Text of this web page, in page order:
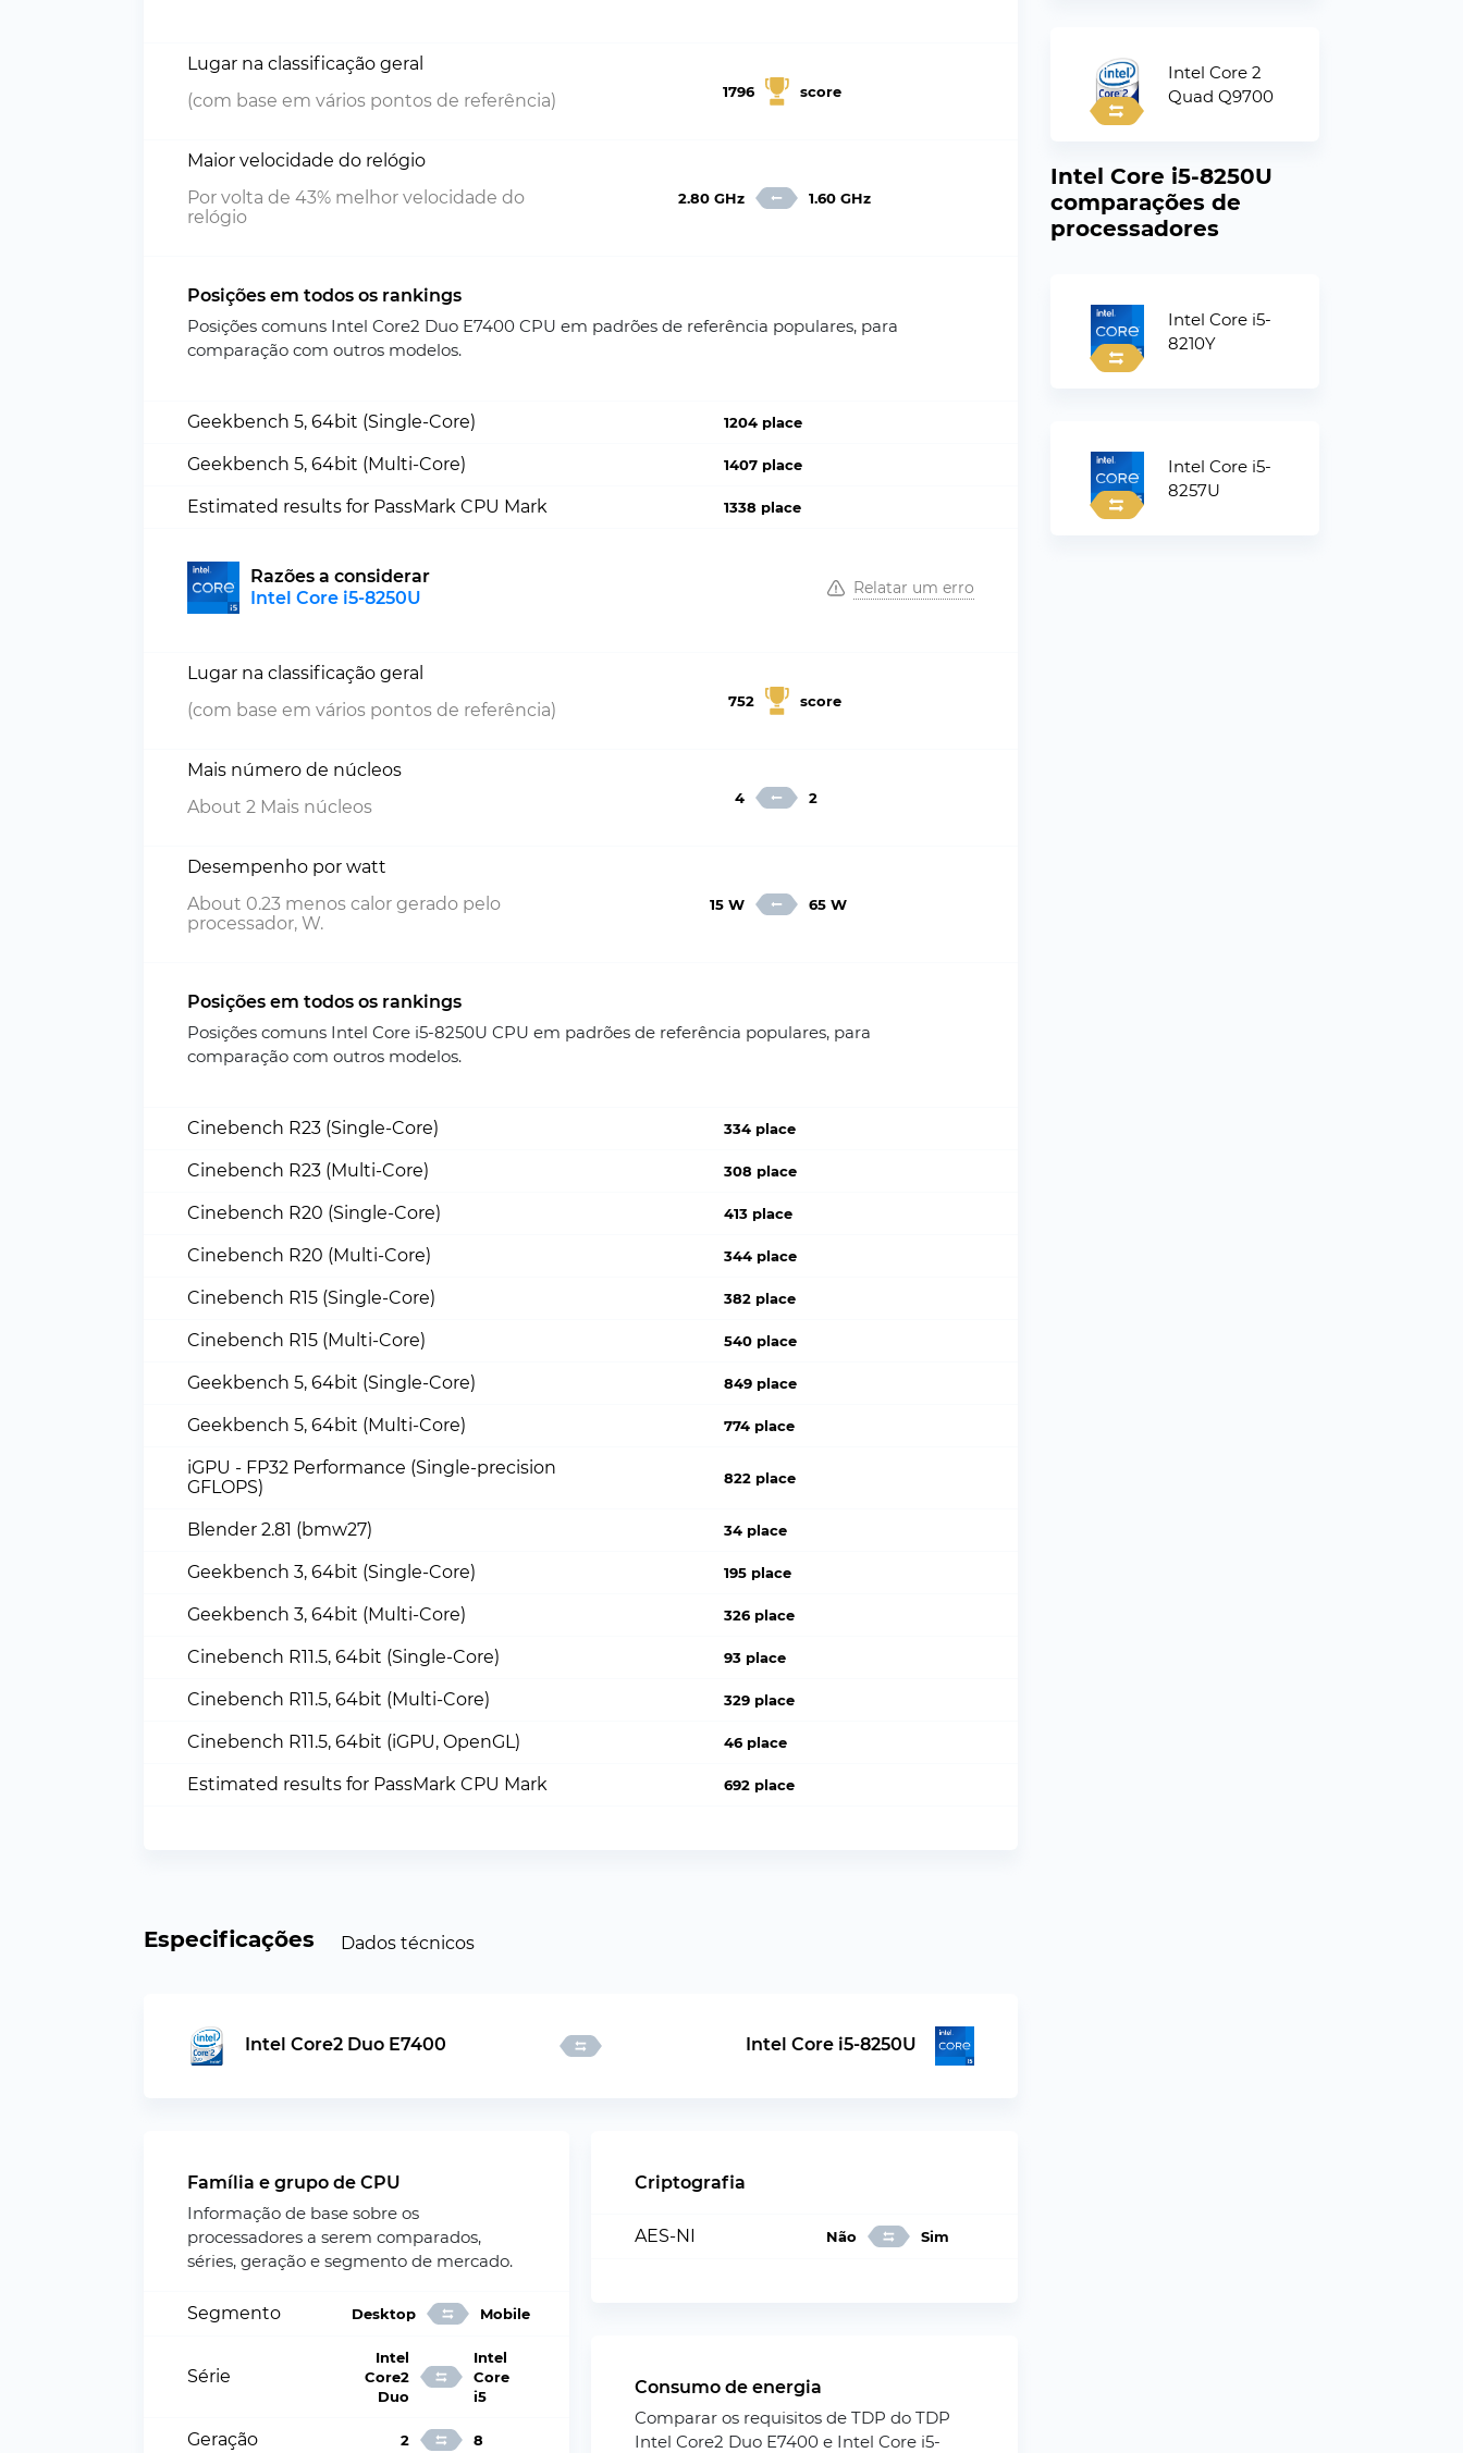
Lugar na classificação geral
(com base em vários pontos de referência)
1796 score
Maior velocidade do relógio
Por volta de 43% melhor velocidade do
relógio
2.80 GHz 1.60 GHz
Posições em todos os rankings
Posições comuns Intel Core2 Duo E7400 CPU em padrões de referência populares, para
comparação com outros modelos.
Geekbench 5, 64bit (Single-Core) 1204 place
Geekbench 5, 64bit (Multi-Core) 1407 place
Estimated results for PassMark CPU Mark 1338 place
Razões a considerar
Intel Core i5-8250U
Relatar um erro
Lugar na classificação geral
(com base em vários pontos de referência)
752 score
Mais número de núcleos
About 2 Mais núcleos
4 2
Desempenho por watt
About 0.23 menos calor gerado pelo
processador, W.
15 W 65 W
Posições em todos os rankings
Posições comuns Intel Core i5-8250U CPU em padrões de referência populares, para
comparação com outros modelos.
Cinebench R23 (Single-Core) 334 place
Cinebench R23 (Multi-Core) 308 place
Cinebench R20 (Single-Core) 413 place
Cinebench R20 (Multi-Core) 344 place
Cinebench R15 (Single-Core) 382 place
Cinebench R15 (Multi-Core) 540 place
Geekbench 5, 64bit (Single-Core) 849 place
Geekbench 5, 64bit (Multi-Core) 774 place
iGPU - FP32 Performance (Single-precision
GFLOPS)
822 place
Blender 2.81 (bmw27) 34 place
Geekbench 3, 64bit (Single-Core) 195 place
Geekbench 3, 64bit (Multi-Core) 326 place
Cinebench R11.5, 64bit (Single-Core) 93 place
Cinebench R11.5, 64bit (Multi-Core) 329 place
Cinebench R11.5, 64bit (iGPU, OpenGL) 46 place
Estimated results for PassMark CPU Mark 692 place
Especificações Dados técnicos
Intel Core2 Duo E7400 Intel Core i5-8250U
Família e grupo de CPU
Informação de base sobre os
processadores a serem comparados,
séries, geração e segmento de mercado.
Segmento Desktop Mobile
Série
Intel
Core2
Duo
Intel
Core
i5
Geração 2 8
Criptografia
AES-NI Não Sim
Consumo de energia
Comparar os requisitos de TDP do TDP
Intel Core2 Duo E7400 e Intel Core i5-
Intel Core 2
Quad Q9700
Intel Core i5-8250U
comparações de
processadores
Intel Core i5-
8210Y
Intel Core i5-
8257U